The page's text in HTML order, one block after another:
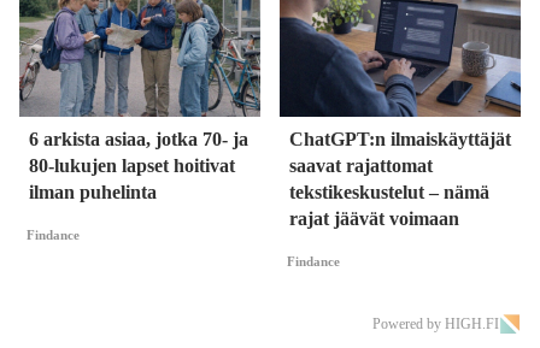
6 arkista asiaa, jotka 70- ja
80-lukujen lapset hoitivat
ilman puhelinta
Findance
ChatGPT:n ilmaiskäyttäjät
saavat rajattomat
tekstikeskustelut – nämä
rajat jäävät voimaan
Findance
Powered by HIGH.FI